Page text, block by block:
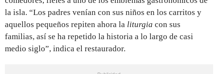
la isla. “Los padres venían con sus niños en los carritos y
aquellos pequeños repiten ahora la liturgia con sus
familias, así se ha repetido la historia a lo largo de casi
medio siglo”, indica el restaurador.